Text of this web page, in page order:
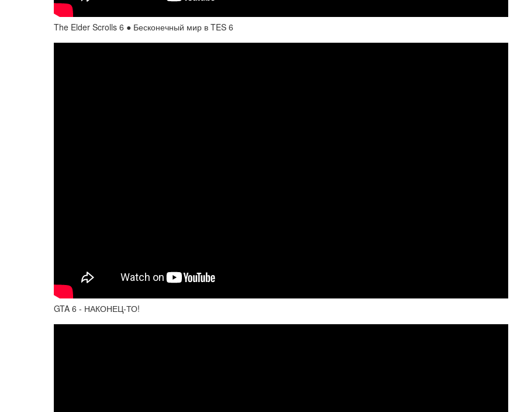
The Elder Scrolls 6 ● Бесконечный мир в TES 6
GTA 6 - НАКОНЕЦ-ТО!